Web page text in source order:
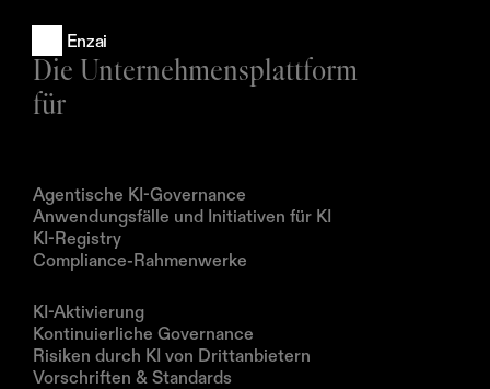
Enzai
Die Unternehmensplattform
für
Agentische KI-Governance
Anwendungsfälle und Initiativen für KI
KI-Registry
Compliance-Rahmenwerke
KI-Aktivierung
Kontinuierliche Governance
Risiken durch KI von Drittanbietern
Vorschriften & Standards